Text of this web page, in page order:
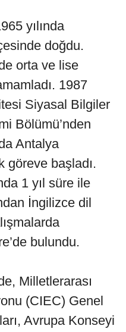
yılında
doğdu.
orta ve lise
1987
Siyasal Bilgiler
Bölümü’nden
Antalya
göreve başladı.
1 yıl süre ile
İngilizce dil
bulundu.
Milletlerarası
(CIEC) Genel
Avrupa Konseyi